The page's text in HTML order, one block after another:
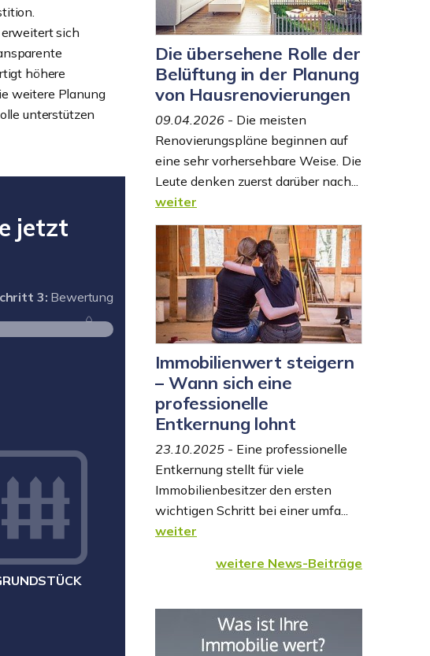
sich
höhere
weitere Planung
unterstützen
jetzt
3: Bewertung
WOHNUNG| SCHRITT 2: DETAILS
Schritt 1:Allgemein
55 %
Wie groß ist die Wohnfläche der
Wohnung?
Die übersehene Rolle der
Belüftung in der Planung
von Hausrenovierungen
09.04.2026 - Die meisten
Renovierungspläne beginnen auf
eine sehr vorhersehbare Weise. Die
Leute denken zuerst darüber nach...
weiter
Immobilienwert steigern
– Wann sich eine
professionelle
Entkernung lohnt
23.10.2025 - Eine professionelle
Entkernung stellt für viele
Immobilienbesitzer den ersten
wichtigen Schritt bei einer umfa...
weiter
weitere News-Beiträge